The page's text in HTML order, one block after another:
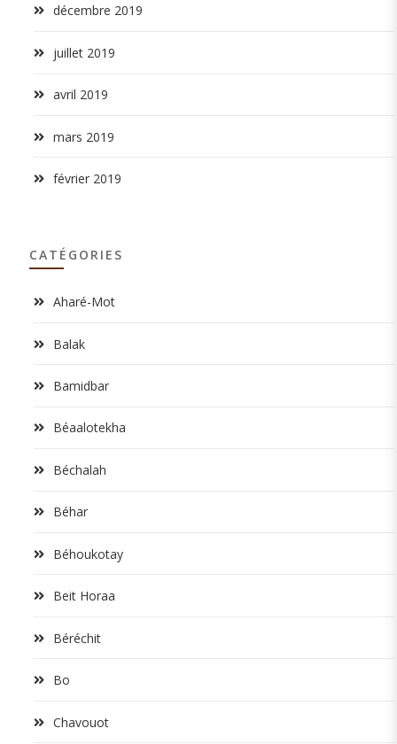
décembre 2019
juillet 2019
avril 2019
mars 2019
février 2019
CATÉGORIES
Aharé-Mot
Balak
Bamidbar
Béaalotekha
Béchalah
Béhar
Béhoukotay
Beit Horaa
Béréchit
Bo
Chavouot